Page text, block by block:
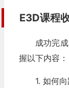
E3D课程
成功完
握以下内容：
1. 如何